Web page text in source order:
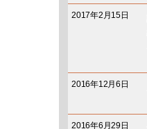
2017年2月15日
2016年12月6日
2016年6月29日